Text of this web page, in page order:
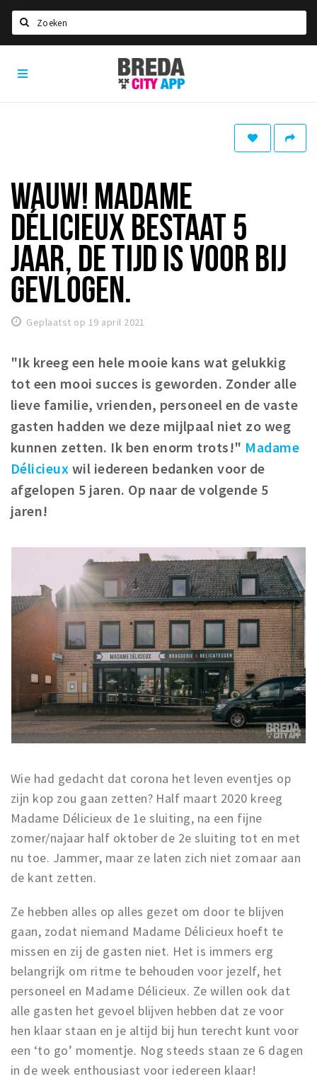
Home
Eten
Drinken
Slapen
Recreatief
Winkels
Parkeren
Musea, theaters & podia
Uitjes & activiteiten
Toeristische routes
Natuurgebieden
Baroniepoorten
Inloggen
Breda
City
App
WAUW! MADAME
DÉLICIEUX BESTAAT 5
JAAR, DE TIJD IS VOOR BIJ
GEVLOGEN.
Geplaatst op 19 april 2021
"Ik kreeg een hele mooie kans wat gelukkig
tot een mooi succes is geworden. Zonder alle
lieve familie, vrienden, personeel en de vaste
gasten hadden we deze mijlpaal niet zo weg
kunnen zetten. Ik ben enorm trots!" Madame
Délicieux wil iedereen bedanken voor de
afgelopen 5 jaren. Op naar de volgende 5
jaren!
Wie had gedacht dat corona het leven eventjes op
zijn kop zou gaan zetten? Half maart 2020 kreeg
Madame Délicieux de 1e sluiting, na een fijne
zomer/najaar half oktober de 2e sluiting tot en met
nu toe. Jammer, maar ze laten zich niet zomaar aan
de kant zetten.
Ze hebben alles op alles gezet om door te blijven
gaan, zodat niemand Madame Délicieux hoeft te
missen en zij de gasten niet. Het is immers erg
belangrijk om ritme te behouden voor jezelf, het
personeel en Madame Délicieux. Ze willen ook dat
alle gasten het gevoel blijven hebben dat ze voor
hen klaar staan en je altijd bij hun terecht kunt voor
een ‘to go’ momentje. Nog steeds staan ze 6 dagen
in de week enthousiast voor iedereen klaar!